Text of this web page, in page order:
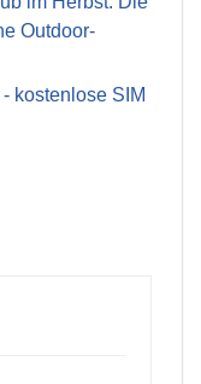
Outdoor-
kostenlose SIM